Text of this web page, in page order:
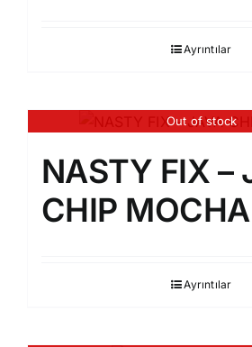
Ayrıntılar
Out of stock
NASTY FIX –
CHIP MOCHA
Ayrıntılar